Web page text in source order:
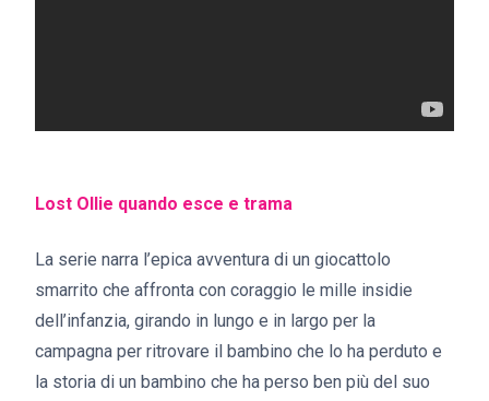
Lost Ollie quando esce e trama
La serie narra l’epica avventura di un giocattolo
smarrito che affronta con coraggio le mille insidie
dell’infanzia, girando in lungo e in largo per la
campagna per ritrovare il bambino che lo ha perduto e
la storia di un bambino che ha perso ben più del suo